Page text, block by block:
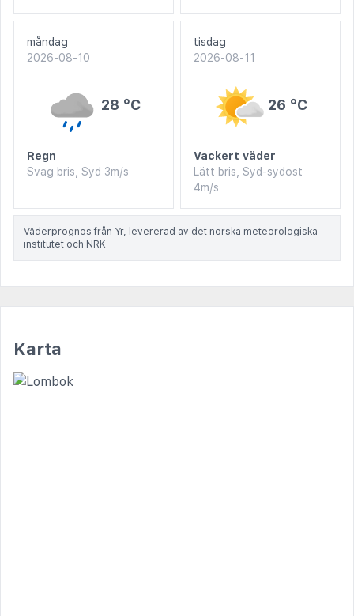
måndag
2026-08-10
28 °C
Regn
Svag bris, Syd 3m/s
tisdag
2026-08-11
26 °C
Vackert väder
Lätt bris, Syd-sydost
4m/s
Väderprognos från Yr, levererad av det norska meteorologiska
institutet och NRK
Karta